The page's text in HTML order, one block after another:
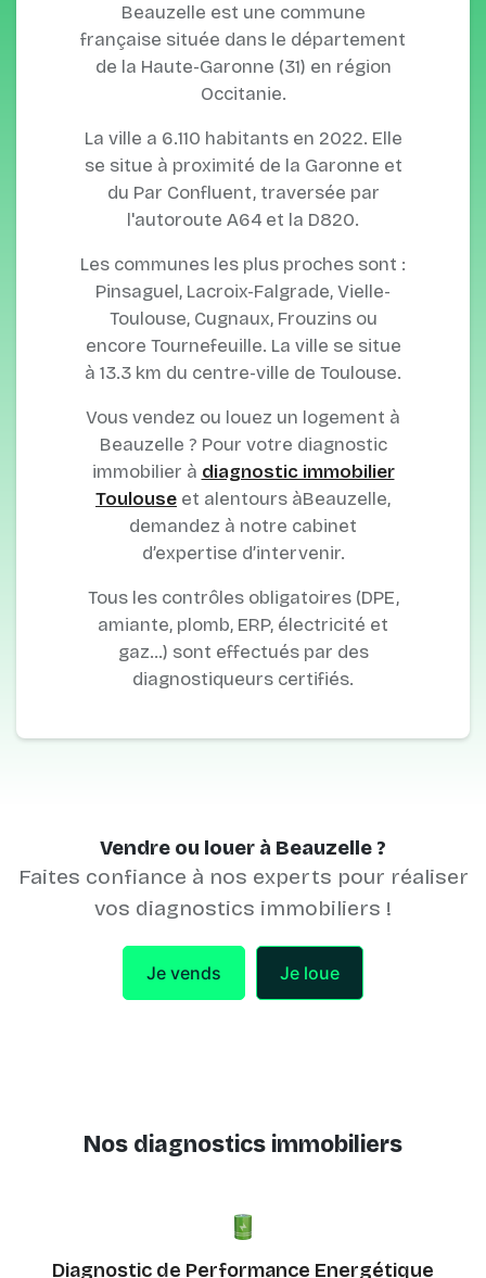
Beauzelle est une commune
française située dans le département
de la Haute-Garonne (31) en région
Occitanie.
La ville a 6.110 habitants en 2022. Elle
se situe à proximité de la Garonne et
du Par Confluent, traversée par
l'autoroute A64 et la D820.
Les communes les plus proches sont :
Pinsaguel, Lacroix-Falgrade, Vielle-
Toulouse, Cugnaux, Frouzins ou
encore Tournefeuille. La ville se situe
à 13.3 km du centre-ville de Toulouse.
Vous vendez ou louez un logement à
Beauzelle ? Pour votre diagnostic
immobilier à diagnostic immobilier
Toulouse et alentours àBeauzelle,
demandez à notre cabinet
d’expertise d’intervenir.
Tous les contrôles obligatoires (DPE,
amiante, plomb, ERP, électricité et
gaz…) sont effectués par des
diagnostiqueurs certifiés.
Vendre ou louer à Beauzelle ?
Faites confiance à nos experts pour réaliser
vos diagnostics immobiliers !
Je vends Je loue
Nos diagnostics immobiliers
Diagnostic de Performance Energétique